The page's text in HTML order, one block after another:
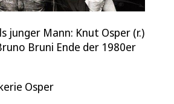
junger Mann: Knut Osper (r.)
Bruni Ende der 1980er
Osper